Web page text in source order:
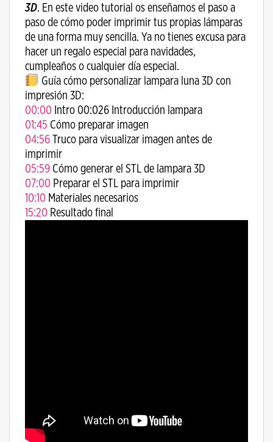
3D. En este video tutorial os enseñamos el paso a
paso de cómo poder imprimir tus propias lámparas
de una forma muy sencilla. Ya no tienes excusa para
hacer un regalo especial para navidades,
cumpleaños o cualquier día especial.
Guía cómo personalizar lampara luna 3D con
impresión 3D:
00:00 Intro 00:026 Introducción lampara
01:45 Cómo preparar imagen
04:56 Truco para visualizar imagen antes de
imprimir
05:59 Cómo generar el STL de lampara 3D
07:00 Preparar el STL para imprimir
10:10 Materiales necesarios
15:20 Resultado final